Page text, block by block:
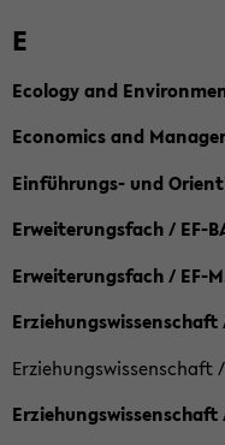
E
Ecology and
Economics and
Einführungs- und
Erweiterungsfach / EF-
Erweiterungsfach / EF-
Erziehungswissenschaft
Erziehungswissenschaft
Erziehungswissenschaft